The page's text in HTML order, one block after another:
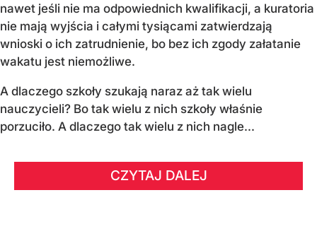
nawet jeśli nie ma odpowiednich kwalifikacji, a kuratoria
nie mają wyjścia i całymi tysiącami zatwierdzają
wnioski o ich zatrudnienie, bo bez ich zgody załatanie
wakatu jest niemożliwe.
A dlaczego szkoły szukają naraz aż tak wielu
nauczycieli? Bo tak wielu z nich szkoły właśnie
porzuciło. A dlaczego tak wielu z nich nagle...
CZYTAJ DALEJ